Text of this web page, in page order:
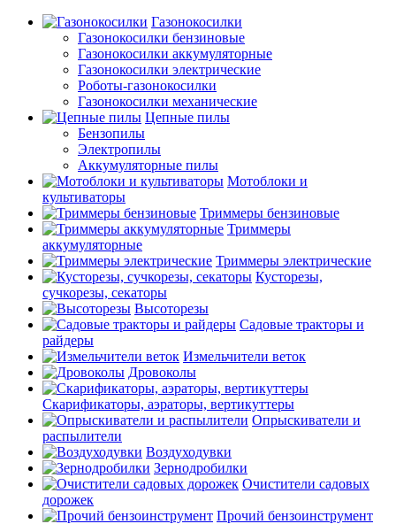
Газонокосилки
Газонокосилки бензиновые
Газонокосилки аккумуляторные
Газонокосилки электрические
Роботы-газонокосилки
Газонокосилки механические
Цепные пилы
Бензопилы
Электропилы
Аккумуляторные пилы
Мотоблоки и
культиваторы
Триммеры бензиновые
Триммеры
аккумуляторные
Триммеры электрические
Кусторезы,
сучкорезы, секаторы
Высоторезы
Садовые тракторы и
райдеры
Измельчители веток
Дровоколы
Скарификаторы, аэраторы, вертикуттеры
Опрыскиватели и
распылители
Воздуходувки
Зернодробилки
Очистители садовых
дорожек
Прочий бензоинструмент